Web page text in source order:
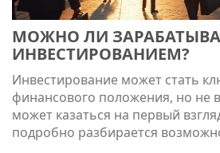
МОЖНО ЛИ
ИНВЕСТИРОВАНИЕМ?
Инвестирование может стать
финансового положения, но не
может казаться на первый
подробно разбирается
на жизнь через инвестиции,